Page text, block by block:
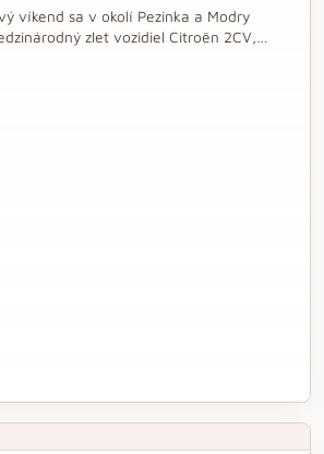
víkend sa v okolí Pezinka a Modry
zlet vozidiel Citroën 2CV,